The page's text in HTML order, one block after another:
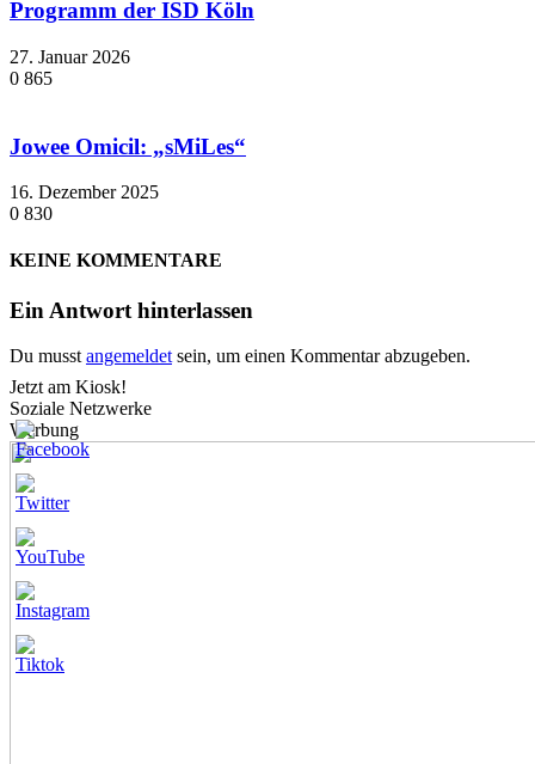
Programm der ISD Köln
27. Januar 2026
0 865
Jowee Omicil: „sMiLes“
16. Dezember 2025
0 830
KEINE KOMMENTARE
Ein Antwort hinterlassen
Du musstangemeldetsein, um einen Kommentar abzugeben.
Jetzt am Kiosk!
Soziale Netzwerke
Werbung